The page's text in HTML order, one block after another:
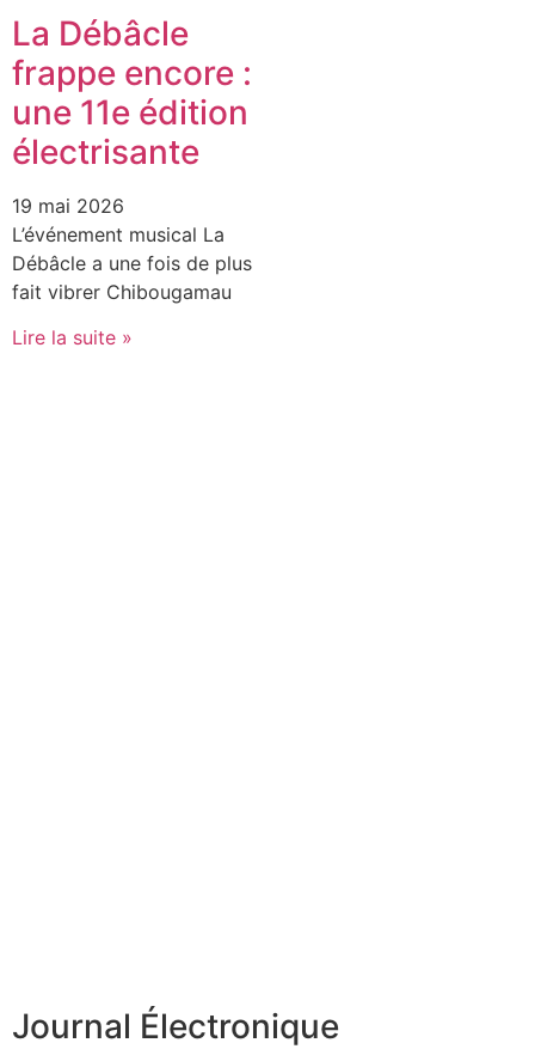
La Débâcle
frappe encore :
une 11e édition
électrisante
19 mai 2026
L’événement musical La
Débâcle a une fois de plus
fait vibrer Chibougamau
Lire la suite »
Journal Électronique